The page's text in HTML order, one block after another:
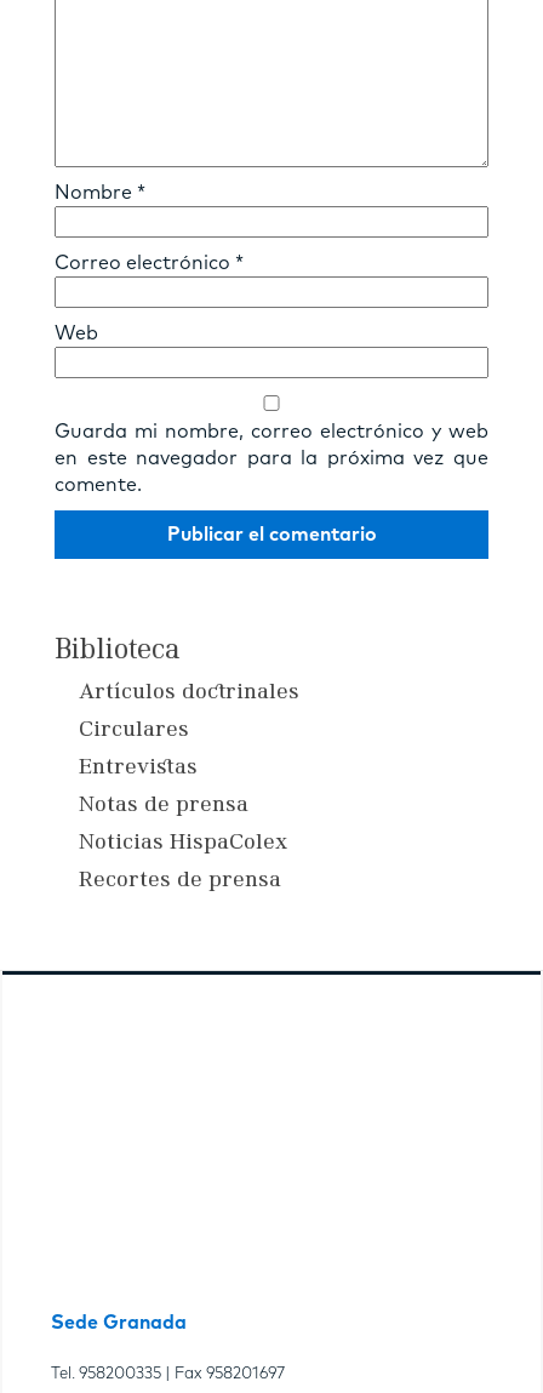
Nombre *
Correo electrónico *
Web
Guarda mi nombre, correo electrónico y web
en este navegador para la próxima vez que
comente.
Biblioteca
Artículos doctrinales
Circulares
Entrevistas
Notas de prensa
Noticias HispaColex
Recortes de prensa
Sede Granada
Tel. 958200335 | Fax 958201697